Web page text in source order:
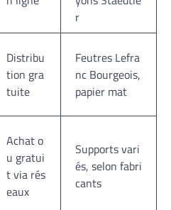
r
Distribu
tion gra
tuite
Feutres Lefra
nc Bourgeois,
papier mat
Achat o
u gratui
t via rés
eaux
Supports vari
és, selon fabri
cants